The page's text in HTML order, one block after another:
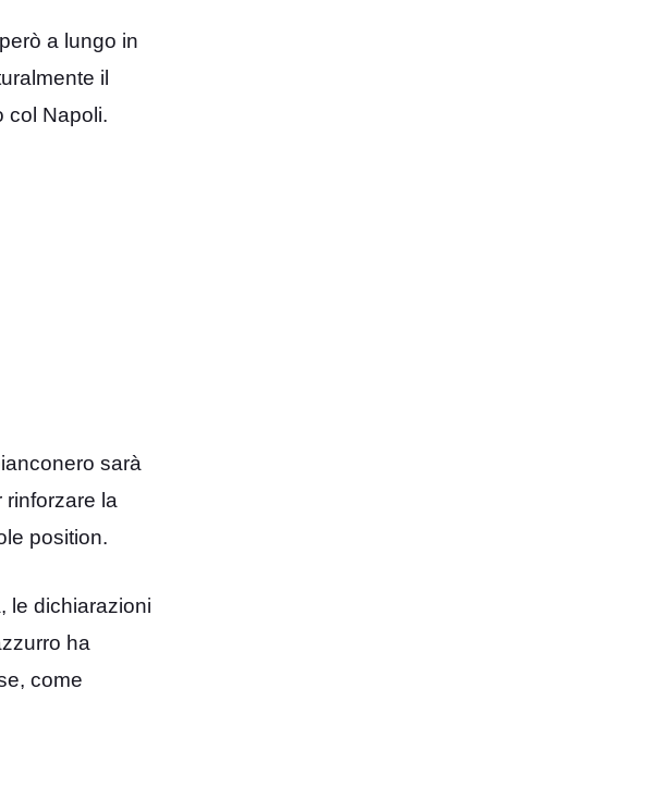
a lungo in
il
col Napoli.
sarà
rinforzare la
position.
le dichiarazioni
ha
come